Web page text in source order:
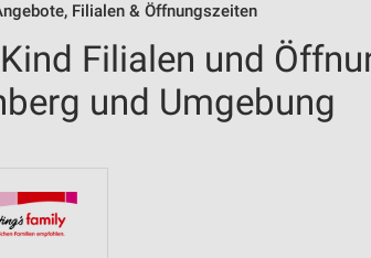
Filialen & Öffnungszeiten
Filialen und
und Umgebung